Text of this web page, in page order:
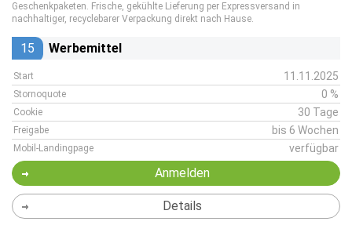
Geschenkpaketen. Frische, gekühlte Lieferung per Expressversand in
nachhaltiger, recyclebarer Verpackung direkt nach Hause.
15 Werbemittel
Start 11.11.2025
Stornoquote 0 %
Cookie 30 Tage
Freigabe bis 6 Wochen
Mobil-Landingpage verfügbar
Anmelden
Details